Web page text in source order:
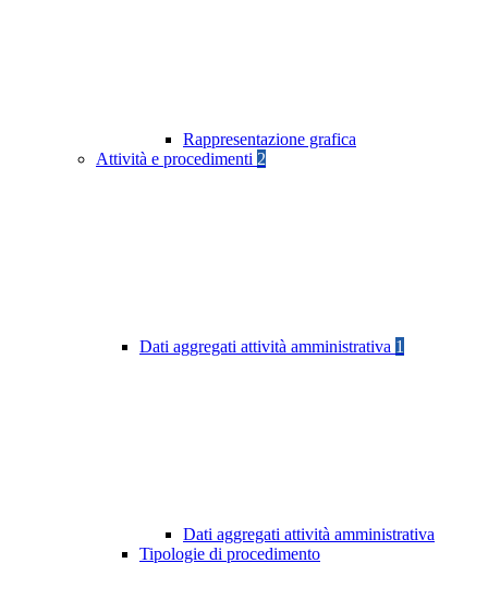
Rappresentazione grafica
Attività e procedimenti 2
Dati aggregati attività amministrativa 1
Dati aggregati attività amministrativa
Tipologie di procedimento